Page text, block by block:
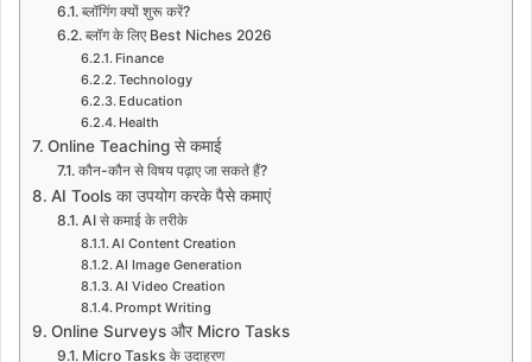
ब्लॉगिंग क्यों शुरू करें?
ब्लॉग के लिए Best Niches 2026
Finance
Technology
Education
Health
Online Teaching से कमाई
कौन-कौन से विषय पढ़ाए जा सकते हैं?
AI Tools का उपयोग करके पैसे कमाएं
AI से कमाई के तरीके
AI Content Creation
AI Image Generation
AI Video Creation
Prompt Writing
Online Surveys और Micro Tasks
Micro Tasks के उदाहरण